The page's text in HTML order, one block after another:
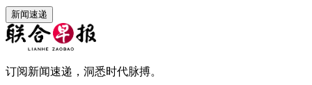
新闻速递
订阅新闻速递，洞悉时代脉搏。